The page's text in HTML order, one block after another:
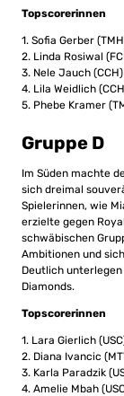
Topscorerinnen
1. Sofia Gerber
2. Linda Rosiwal
3. Nele Jauch
4. Lila Weidlich
5. Phebe Kramer
Gruppe D
Im Süden machte
sich dreimal
Spielerinnen, wie
erzielte gegen
schwäbischen
Ambitionen und
Deutlich
Diamonds.
Topscorerinnen
1. Lara Gierlich
2. Diana Ivancic
3. Karla Paradzik
4. Amelie Mbah